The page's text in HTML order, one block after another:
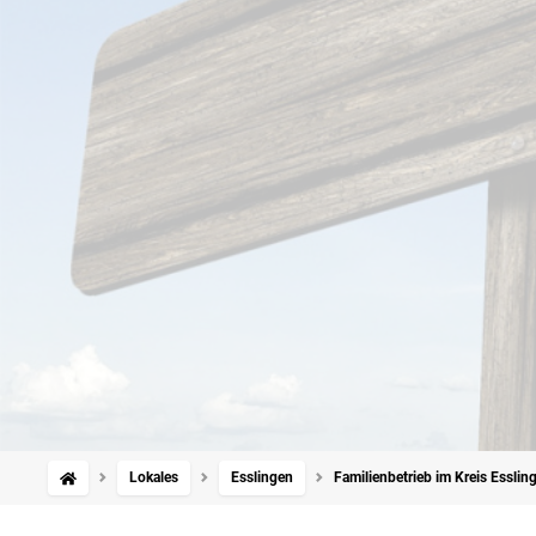
Lokales Esslingen Familienbetrieb im Kreis